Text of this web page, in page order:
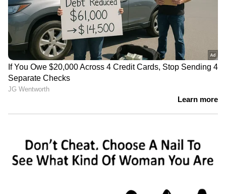
അറിയിക്കണമെന്ന് രാജ്യസഭാ
അധ്യക്ഷന്‍ | Amit Shah